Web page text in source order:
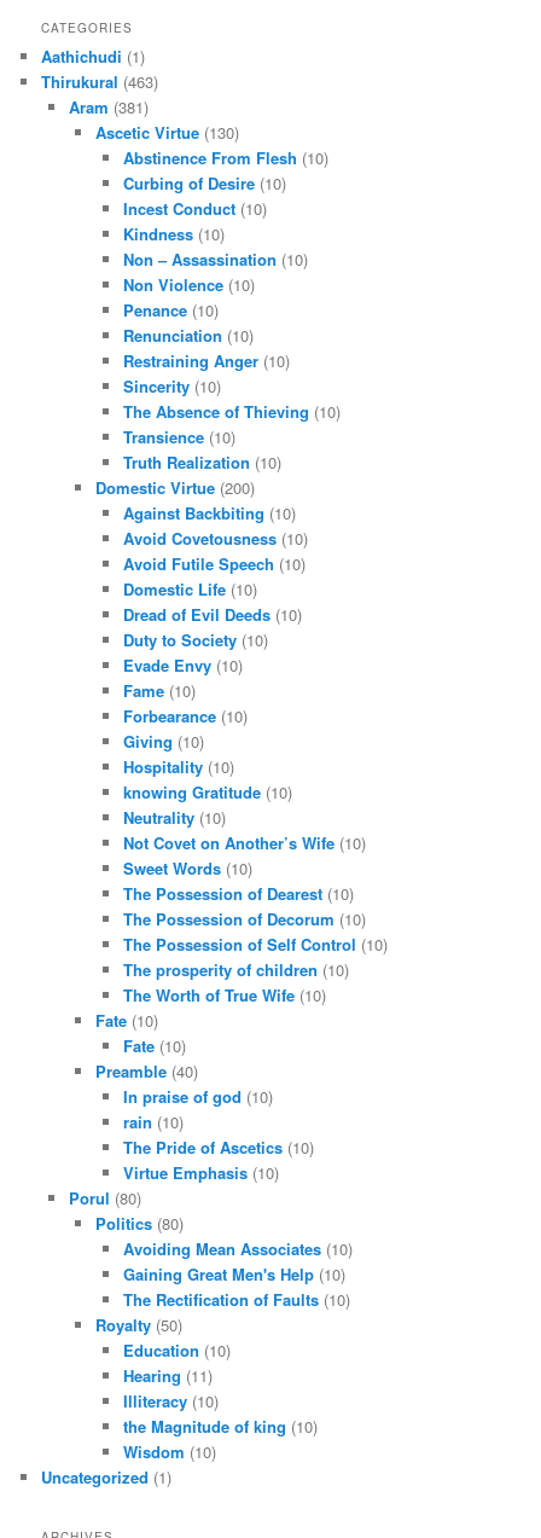
CATEGORIES
Aathichudi (1)
Thirukural (463)
Aram (381)
Ascetic Virtue (130)
Abstinence From Flesh (10)
Curbing of Desire(10)
Incest Conduct(10)
Kindness(10)
Non – Assassination (10)
Non Violence(10)
Penance(10)
Renunciation (10)
Restraining Anger(10)
Sincerity(10)
The Absence of Thieving (10)
Transience(10)
Truth Realization (10)
Domestic Virtue (200)
Against Backbiting (10)
Avoid Covetousness(10)
Avoid Futile Speech (10)
Domestic Life(10)
Dread of Evil Deeds(10)
Duty to Society(10)
Evade Envy(10)
Fame(10)
Forbearance(10)
Giving (10)
Hospitality(10)
knowing Gratitude(10)
Neutrality(10)
Not Covet on Another’s Wife(10)
Sweet Words(10)
The Possession of Dearest(10)
The Possession of Decorum (10)
The Possession of Self Control (10)
The prosperity of children (10)
The Worth of True Wife(10)
Fate (10)
Fate(10)
Preamble (40)
In praise of god (10)
rain (10)
The Pride of Ascetics(10)
Virtue Emphasis(10)
Porul (80)
Politics (80)
Avoiding Mean Associates(10)
Gaining Great Men's Help(10)
The Rectification of Faults(10)
Royalty (50)
Education (10)
Hearing (11)
Illiteracy(10)
the Magnitude of king (10)
Wisdom (10)
Uncategorized (1)